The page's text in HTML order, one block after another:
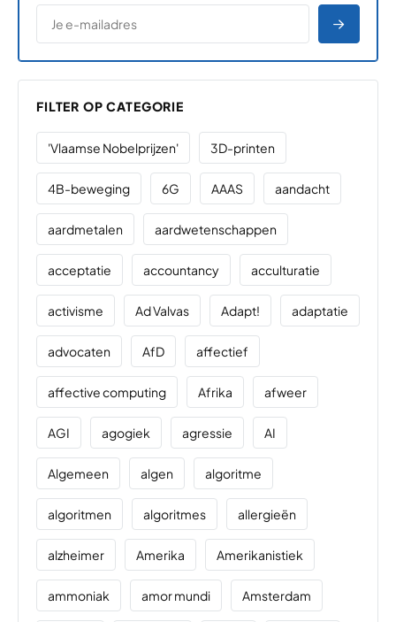
E-MAILADRES
*
FILTER OP CATEGORIE
'Vlaamse Nobelprijzen' 3D-printen
4B-beweging 6G AAAS aandacht
aardmetalen aardwetenschappen
acceptatie accountancy acculturatie
activisme Ad Valvas Adapt! adaptatie
advocaten AfD affectief
affective computing Afrika afweer
AGI agogiek agressie AI
Algemeen algen algoritme
algoritmen algoritmes allergieën
alzheimer Amerika Amerikanistiek
ammoniak amor mundi Amsterdam